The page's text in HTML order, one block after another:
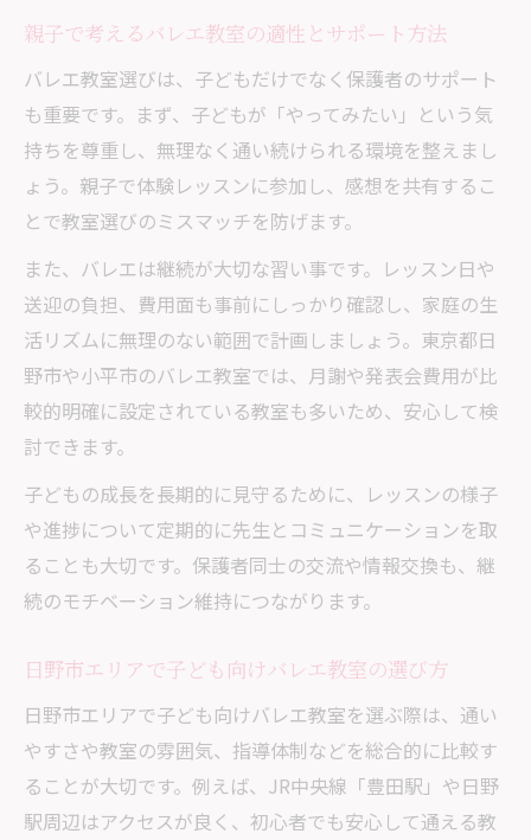
親子で考えるバレエ教室の適性とサポート方法
バレエ教室選びは、子どもだけでなく保護者のサポート
も重要です。まず、子どもが「やってみたい」という気
持ちを尊重し、無理なく通い続けられる環境を整えまし
ょう。親子で体験レッスンに参加し、感想を共有するこ
とで教室選びのミスマッチを防げます。
また、バレエは継続が大切な習い事です。レッスン日や
送迎の負担、費用面も事前にしっかり確認し、家庭の生
活リズムに無理のない範囲で計画しましょう。東京都日
野市や小平市のバレエ教室では、月謝や発表会費用が比
較的明確に設定されている教室も多いため、安心して検
討できます。
子どもの成長を長期的に見守るために、レッスンの様子
や進捗について定期的に先生とコミュニケーションを取
ることも大切です。保護者同士の交流や情報交換も、継
続のモチベーション維持につながります。
日野市エリアで子ども向けバレエ教室の選び方
日野市エリアで子ども向けバレエ教室を選ぶ際は、通い
やすさや教室の雰囲気、指導体制などを総合的に比較す
ることが大切です。例えば、JR中央線「豊田駅」や日野
駅周辺はアクセスが良く、初心者でも安心して通える教